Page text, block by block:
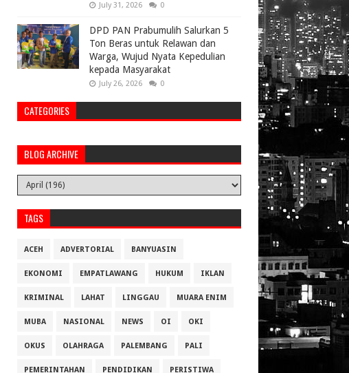
July 31, 2026 0
DPD PAN Prabumulih Salurkan 5
Ton Beras untuk Relawan dan
Warga, Wujud Nyata Kepedulian
kepada Masyarakat
July 26, 2026 0
CATEGORIES
BLOG ARCHIVE
TAGS
ACEH ADVERTORIAL BANYUASIN
EKONOMI EMPATLAWANG HUKUM IKLAN
KRIMINAL LAHAT LINGGAU MUARA ENIM
MUBA NASIONAL NEWS OI OKI
OKUS OLAHRAGA PALEMBANG PALI
PEMERINTAHAN PENDIDIKAN PERISTIWA